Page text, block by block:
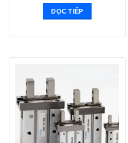
ĐỌC TIẾP